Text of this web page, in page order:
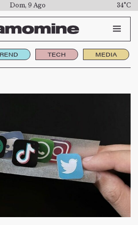
Dom, 9 Ago 34°C
TECH MEDIA